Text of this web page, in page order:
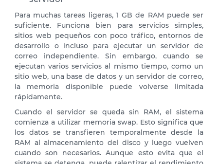
Para muchas tareas ligeras, 1 GB de RAM puede ser
suficiente. Funciona bien para servicios simples,
sitios web pequeños con poco tráfico, entornos de
desarrollo o incluso para ejecutar un servidor de
correo independiente. Sin embargo, cuando se
ejecutan varios servicios al mismo tiempo, como un
sitio web, una base de datos y un servidor de correo,
la memoria disponible puede volverse limitada
rápidamente.
Cuando el servidor se queda sin RAM, el sistema
comienza a utilizar memoria swap. Esto significa que
los datos se transfieren temporalmente desde la
RAM al almacenamiento del disco y luego vuelven
cuando son necesarios. Aunque esto evita que el